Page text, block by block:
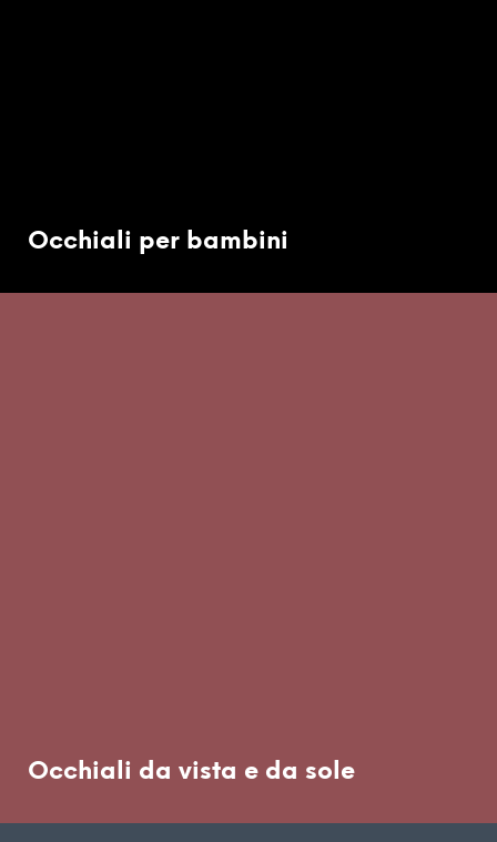
Occhiali per bambini
Occhiali da vista e da sole